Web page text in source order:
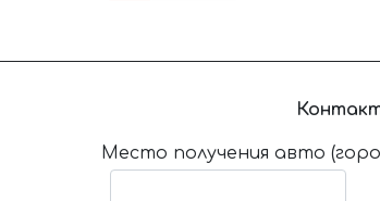
Место получения авто